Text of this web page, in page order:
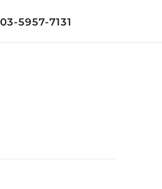
03-5957-7131